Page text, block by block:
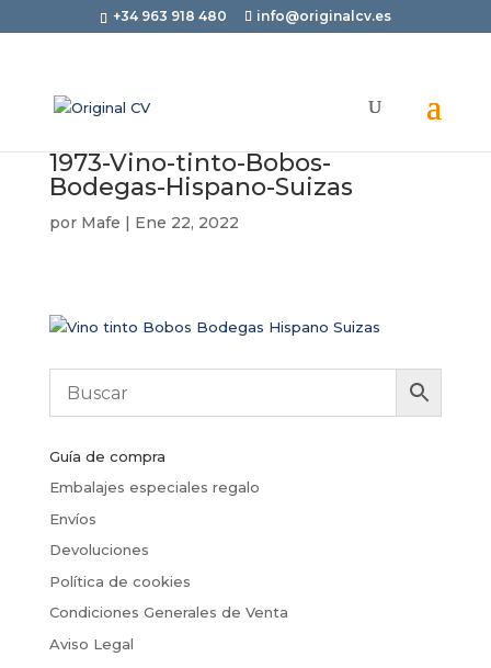
+34 963 918 480 info@originalcv.es
1973-Vino-tinto-Bobos-
Bodegas-Hispano-Suizas
por Mafe | Ene 22, 2022
Guía de compra
Embalajes especiales regalo
Envíos
Devoluciones
Política de cookies
Condiciones Generales de Venta
Aviso Legal